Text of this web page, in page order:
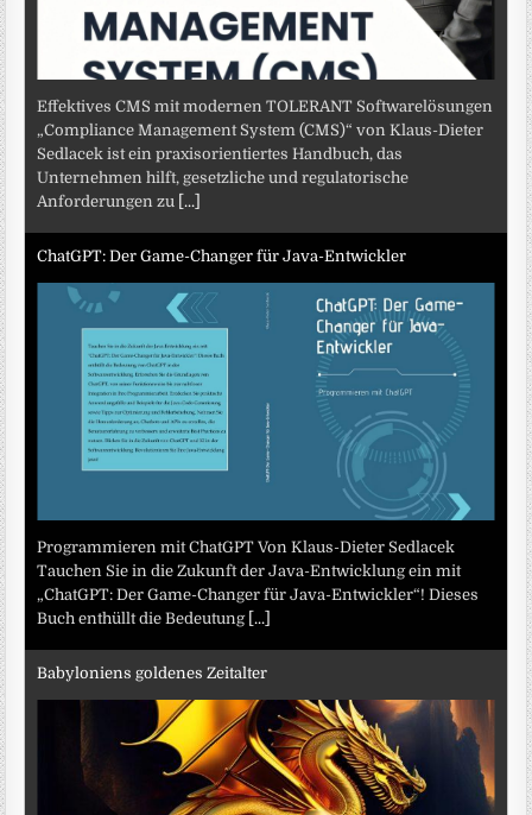
Effektives CMS mit modernen TOLERANT Softwarelösungen
„Compliance Management System (CMS)“ von Klaus-Dieter
Sedlacek ist ein praxisorientiertes Handbuch, das
Unternehmen hilft, gesetzliche und regulatorische
Anforderungen zu [...]
ChatGPT: Der Game-Changer für Java-Entwickler
Programmieren mit ChatGPT Von Klaus-Dieter Sedlacek
Tauchen Sie in die Zukunft der Java-Entwicklung ein mit
„ChatGPT: Der Game-Changer für Java-Entwickler“! Dieses
Buch enthüllt die Bedeutung [...]
Babyloniens goldenes Zeitalter